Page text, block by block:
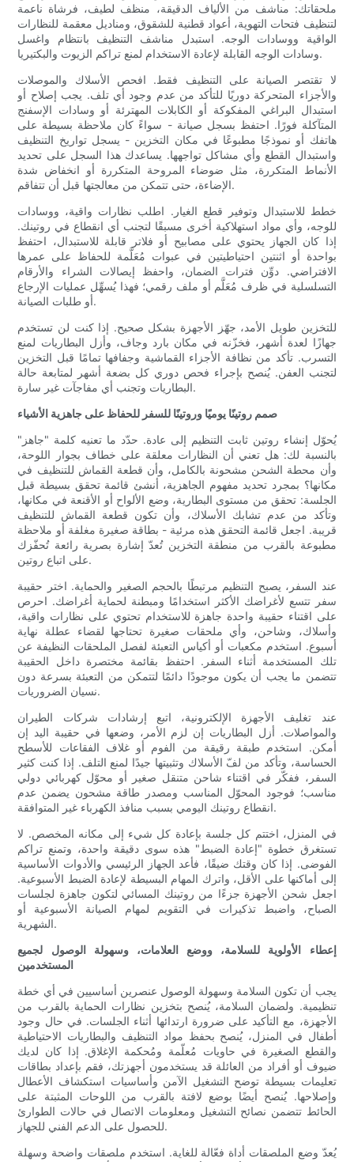
ملحقاتك: مناشف من الألياف الدقيقة، منظف لطيف، فرشاة ناعمة
لتنظيف فتحات التهوية، أعواد قطنية للشقوق، ومناديل معقمة للنظارات
الواقية ووسادات الوجه. استبدل مناشف التنظيف بانتظام واغسل
وسادات الوجه القابلة لإعادة الاستخدام لمنع تراكم الزيوت والبكتيريا.
لا تقتصر الصيانة على التنظيف فقط. افحص الأسلاك والموصلات
والأجزاء المتحركة دوريًا للتأكد من عدم وجود أي تلف. يجب إصلاح أو
استبدال البراغي المفكوكة أو الكابلات المهترئة أو وسادات الإسفنج
المتآكلة فورًا. احتفظ بسجل صيانة - سواءً كان ملاحظة بسيطة على
هاتفك أو نموذجًا مطبوعًا في مكان التخزين - يسجل تواريخ التنظيف
واستبدال القطع وأي مشاكل تواجهها. يساعدك هذا السجل على تحديد
الأنماط المتكررة، مثل ضوضاء المروحة المتكررة أو انخفاض شدة
الإضاءة، حتى تتمكن من معالجتها قبل أن تتفاقم.
خطط للاستبدال وتوفير قطع الغيار. اطلب نظارات واقية، ووسادات
للوجه، وأي مواد استهلاكية أخرى مسبقًا لتجنب أي انقطاع في روتينك.
إذا كان الجهاز يحتوي على مصابيح أو فلاتر قابلة للاستبدال، احتفظ
بواحدة أو اثنتين احتياطيتين في عبوات مُعَلَّمة للحفاظ على عمرها
الافتراضي. دوِّن فترات الضمان، واحفظ إيصالات الشراء والأرقام
التسلسلية في ظرف مُعَلَّم أو ملف رقمي؛ فهذا يُسهِّل عمليات الإرجاع
أو طلبات الصيانة.
للتخزين طويل الأمد، جهّز الأجهزة بشكل صحيح. إذا كنت لن تستخدم
جهازًا لعدة أشهر، فخزّنه في مكان بارد وجاف، وأزل البطاريات لمنع
التسرب. تأكد من نظافة الأجزاء القماشية وجفافها تمامًا قبل التخزين
لتجنب العفن. يُنصح بإجراء فحص دوري كل بضعة أشهر لمتابعة حالة
البطاريات وتجنب أي مفاجآت غير سارة.
صمم روتينًا يوميًا وروتينًا للسفر للحفاظ على جاهزية الأشياء
يُحوّل إنشاء روتين ثابت التنظيم إلى عادة. حدّد ما تعنيه كلمة "جاهز"
بالنسبة لك: هل تعني أن النظارات معلقة على خطاف بجوار اللوحة،
وأن محطة الشحن مشحونة بالكامل، وأن قطعة القماش للتنظيف في
مكانها؟ بمجرد تحديد مفهوم الجاهزية، أنشئ قائمة تحقق بسيطة قبل
الجلسة: تحقق من مستوى البطارية، وضع الألواح أو الأقنعة في مكانها،
وتأكد من عدم تشابك الأسلاك، وأن تكون قطعة القماش للتنظيف
قريبة. اجعل قائمة التحقق هذه مرئية - بطاقة صغيرة مغلفة أو ملاحظة
مطبوعة بالقرب من منطقة التخزين تُعدّ إشارة بصرية رائعة تُحفّزك
على اتباع روتين.
عند السفر، يصبح التنظيم مرتبطًا بالحجم الصغير والحماية. اختر حقيبة
سفر تتسع لأغراضك الأكثر استخدامًا ومبطنة لحماية أغراضك. احرص
على اقتناء حقيبة واحدة جاهزة للاستخدام تحتوي على نظارات واقية،
وأسلاك، وشاحن، وأي ملحقات صغيرة تحتاجها لقضاء عطلة نهاية
أسبوع. استخدم مكعبات أو أكياس التعبئة لفصل الملحقات النظيفة عن
تلك المستخدمة أثناء السفر. احتفظ بقائمة مختصرة داخل الحقيبة
تتضمن ما يجب أن يكون موجودًا دائمًا لتتمكن من التعبئة بسرعة دون
نسيان الضروريات.
عند تغليف الأجهزة الإلكترونية، اتبع إرشادات شركات الطيران
والمواصلات. أزل البطاريات إن لزم الأمر، وضعها في حقيبة اليد إن
أمكن. استخدم طبقة رقيقة من الفوم أو غلاف الفقاعات للأسطح
الحساسة، وتأكد من لفّ الأسلاك وتثبيتها جيدًا لمنع التلف. إذا كنت كثير
السفر، ففكّر في اقتناء شاحن متنقل صغير أو محوّل كهربائي دولي
مناسب؛ فوجود المحوّل المناسب ومصدر طاقة مشحون يضمن عدم
انقطاع روتينك اليومي بسبب منافذ الكهرباء غير المتوافقة.
في المنزل، اختتم كل جلسة بإعادة كل شيء إلى مكانه المخصص. لا
تستغرق خطوة "إعادة الضبط" هذه سوى دقيقة واحدة، وتمنع تراكم
الفوضى. إذا كان وقتك ضيقًا، فأعد الجهاز الرئيسي والأدوات الأساسية
إلى أماكنها على الأقل، واترك المهام البسيطة لإعادة الضبط الأسبوعية.
اجعل شحن الأجهزة جزءًا من روتينك المسائي لتكون جاهزة لجلسات
الصباح، واضبط تذكيرات في التقويم لمهام الصيانة الأسبوعية أو
الشهرية.
إعطاء الأولوية للسلامة، ووضع العلامات، وسهولة الوصول لجميع
المستخدمين
يجب أن تكون السلامة وسهولة الوصول عنصرين أساسيين في أي خطة
تنظيمية. ولضمان السلامة، يُنصح بتخزين نظارات الحماية بالقرب من
الأجهزة، مع التأكيد على ضرورة ارتدائها أثناء الجلسات. في حال وجود
أطفال في المنزل، يُنصح بحفظ مواد التنظيف والبطاريات الاحتياطية
والقطع الصغيرة في حاويات مُعلّمة ومُحكمة الإغلاق. إذا كان لديك
ضيوف أو أفراد من العائلة قد يستخدمون أجهزتك، فقم بإعداد بطاقات
تعليمات بسيطة توضح التشغيل الآمن وأساسيات استكشاف الأعطال
وإصلاحها. يُنصح أيضًا بوضع لافتة بالقرب من اللوحات المثبتة على
الحائط تتضمن نصائح التشغيل ومعلومات الاتصال في حالات الطوارئ
للحصول على الدعم الفني للجهاز.
يُعدّ وضع الملصقات أداة فعّالة للغاية. استخدم ملصقات واضحة وسهلة